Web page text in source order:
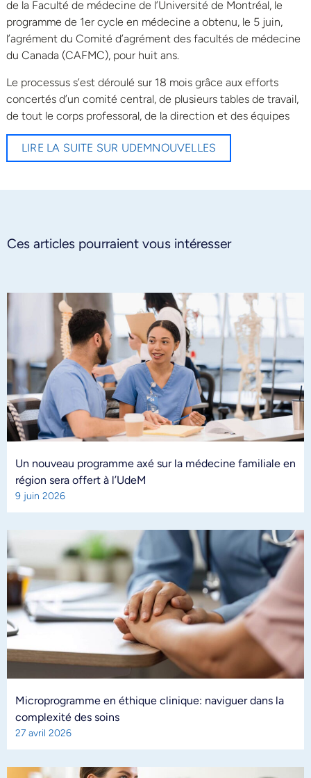
de la Faculté de médecine de l’Université de Montréal, le
programme de 1er cycle en médecine a obtenu, le 5 juin,
l’agrément du Comité d’agrément des facultés de médecine
du Canada (CAFMC), pour huit ans.
Le processus s’est déroulé sur 18 mois grâce aux efforts
concertés d’un comité central, de plusieurs tables de travail,
de tout le corps professoral, de la direction et des équipes
LIRE LA SUITE SUR UDEMNOUVELLES
Ces articles pourraient vous intéresser
Un nouveau programme axé sur la médecine familiale en
région sera offert à l’UdeM
9 juin 2026
Microprogramme en éthique clinique: naviguer dans la
complexité des soins
27 avril 2026